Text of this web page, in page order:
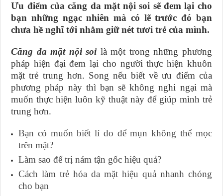
Chảy máu chân răng và dấu hiệu của sự thiếu hụt chất dinh dưỡng
Có nên áp dụng phương pháp đánh răng bằng muối hàng ngày?
Ưu điểm của căng da mặt nội soi sẽ đem lại cho
bạn những ngạc nhiên mà có lẽ trước đó bạn
chưa hề nghĩ tới nhằm giữ nét tươi trẻ của mình.
Căng da mặt nội soilà một trong những phương
pháp hiện đại đem lại cho người thực hiện khuôn
mặt trẻ trung hơn. Song nếu biết về ưu điểm của
phương pháp này thì bạn sẽ không nghi ngại mà
muốn thực hiện luôn kỹ thuật này để giúp mình trẻ
trung hơn.
Bạn có muốn biết lí do để mụn không thể mọc
trên mặt?
Làm sao để trị nám tận gốc hiệu quả?
Cách làm trẻ hóa da mặt hiệu quả nhanh chóng
cho bạn